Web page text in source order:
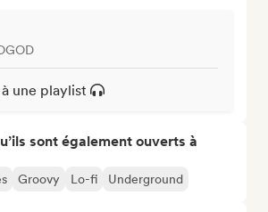
une playlist
sont également ouverts à
Groovy Lo-fi Underground